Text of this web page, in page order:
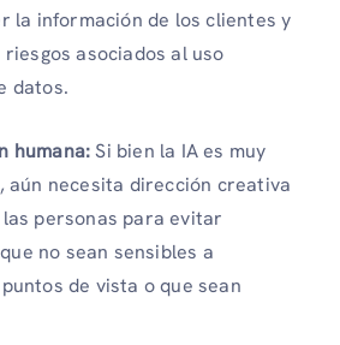
la información de los clientes y
asociados al uso
datos.
humana:Si bien la IA es muy
aún necesita dirección creativa
personas para evitar
no sean sensibles a
de vista o que sean